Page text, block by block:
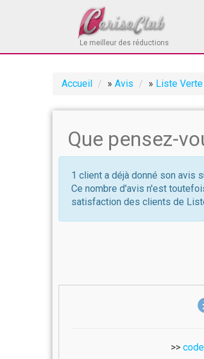
Le meilleur des réductions
Accueil » Avis » Liste Verte
Que pensez-
1 client a déjà donné son avis
Ce nombre d'avis n'est
satisfaction des clients de
>>